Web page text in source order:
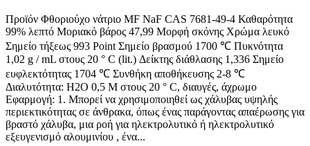
Προϊόν Φθοριούχο νάτριο MF NaF CAS 7681-49-4 Καθαρότητα
99% λεπτό Μοριακό βάρος 47,99 Μορφή σκόνης Χρώμα λευκό
Σημείο τήξεως 993 Point Σημείο βρασμού 1700 ℃ Πυκνότητα
1,02 g / mL στους 20 ° C (lit.) Δείκτης διάθλασης 1,336 Σημείο
ευφλεκτότητας 1704 ℃ Συνθήκη αποθήκευσης 2-8 ℃
Διαλυτότητα: H2O 0,5 M στους 20 ° C, διαυγές, άχρωμο
Εφαρμογή: 1. Μπορεί να χρησιμοποιηθεί ως χάλυβας υψηλής
περιεκτικότητας σε άνθρακα, όπως ένας παράγοντας απαέρωσης για
βραστό χάλυβα, μια ροή για ηλεκτρολυτικό ή ηλεκτρολυτικό
εξευγενισμό αλουμινίου , ένα...